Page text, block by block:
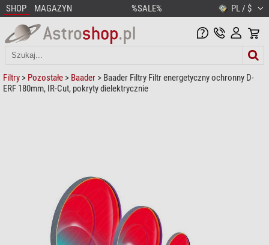
SHOP MAGAZYN %SALE% PL / $
Filtry > Pozostałe > Baader > Baader Filtry Filtr energetyczny ochronny D-
ERF 180mm, IR-Cut, pokryty dielektrycznie